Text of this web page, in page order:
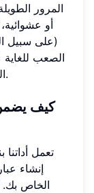
أو
الصعب للغاية
التجريب الشامل، وهي التهديد الأكثر شيوعًا.
كيف
إنشاء
الخاص بك.